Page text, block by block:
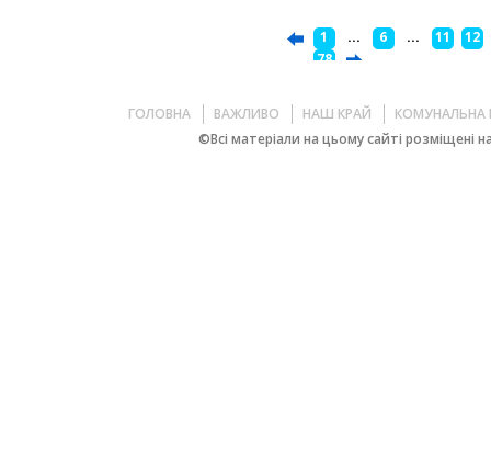
1 ... 6 ... 11
12
78
ГОЛОВНА ВАЖЛИВО НАШ КРАЙ
КОМУНАЛЬНА
©Всі матеріали на цьому сайті розміщені